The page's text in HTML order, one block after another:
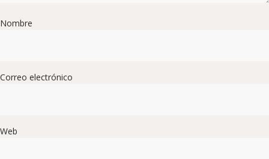
Nombre
Correo electrónico
Web